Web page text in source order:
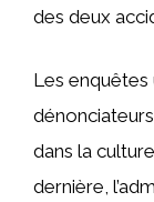
des deux
Les
dans la
dernière,